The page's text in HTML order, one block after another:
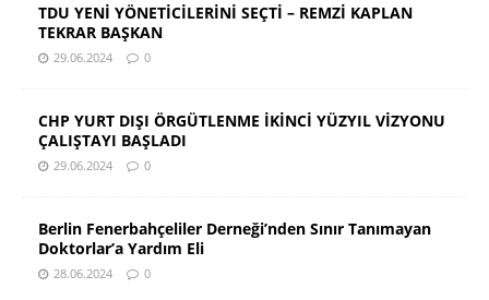
TDU YENİ YÖNETİCİLERİNİ SEÇTİ – REMZİ KAPLAN
TEKRAR BAŞKAN
29.06.2024 0
CHP YURT DIŞI ÖRGÜTLENME İKİNCİ YÜZYIL VİZYONU
ÇALIŞTAYI BAŞLADI
29.06.2024 0
Berlin Fenerbahçeliler Derneği’nden Sınır Tanımayan
Doktorlar’a Yardım Eli
28.06.2024 0